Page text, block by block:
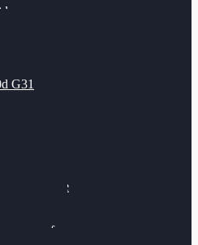
G31
Performance
Schüttorf